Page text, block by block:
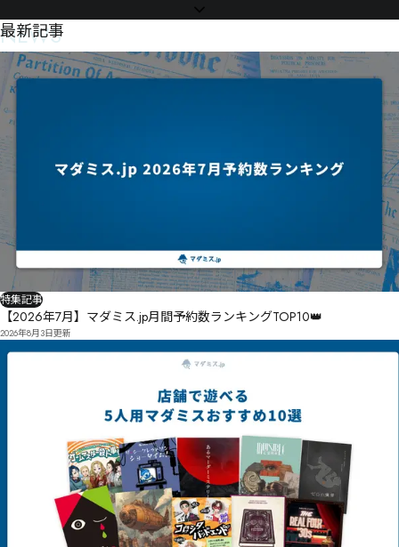
NEWS
最新記事
特集記事
【2026年7月】マダミス.jp月間予約数ランキングTOP10👑
2026年8月3日更新